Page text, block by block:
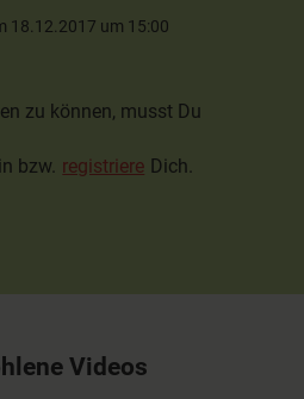
18.12.2017 um 15:00
zu können, musst Du
bzw. registriere Dich.
Videos